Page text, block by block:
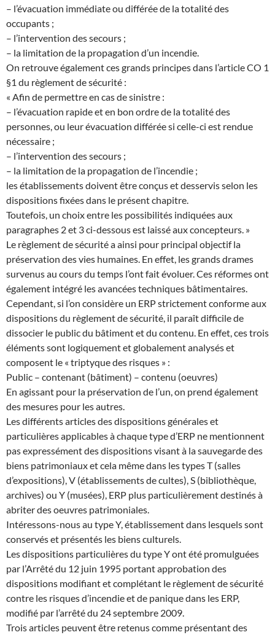
– l’évacuation immédiate ou différée de la totalité des
occupants ;
– l’intervention des secours ;
– la limitation de la propagation d’un incendie.
On retrouve également ces grands principes dans l’article CO 1
§1 du règlement de sécurité :
« Afin de permettre en cas de sinistre :
– l’évacuation rapide et en bon ordre de la totalité des
personnes, ou leur évacuation différée si celle-ci est rendue
nécessaire ;
– l’intervention des secours ;
– la limitation de la propagation de l’incendie ;
les établissements doivent être conçus et desservis selon les
dispositions fixées dans le présent chapitre.
Toutefois, un choix entre les possibilités indiquées aux
paragraphes 2 et 3 ci-dessous est laissé aux concepteurs. »
Le règlement de sécurité a ainsi pour principal objectif la
préservation des vies humaines. En effet, les grands drames
survenus au cours du temps l’ont fait évoluer. Ces réformes ont
également intégré les avancées techniques bâtimentaires.
Cependant, si l’on considère un ERP strictement conforme aux
dispositions du règlement de sécurité, il paraît difficile de
dissocier le public du bâtiment et du contenu. En effet, ces trois
éléments sont logiquement et globalement analysés et
composent le « triptyque des risques » :
Public – contenant (bâtiment) – contenu (oeuvres)
En agissant pour la préservation de l’un, on prend également
des mesures pour les autres.
Les différents articles des dispositions générales et
particulières applicables à chaque type d’ERP ne mentionnent
pas expressément des dispositions visant à la sauvegarde des
biens patrimoniaux et cela même dans les types T (salles
d’expositions), V (établissements de cultes), S (bibliothèque,
archives) ou Y (musées), ERP plus particulièrement destinés à
abriter des oeuvres patrimoniales.
Intéressons-nous au type Y, établissement dans lesquels sont
conservés et présentés les biens culturels.
Les dispositions particulières du type Y ont été promulguées
par l’Arrêté du 12 juin 1995 portant approbation des
dispositions modifiant et complétant le règlement de sécurité
contre les risques d’incendie et de panique dans les ERP,
modifié par l’arrêté du 24 septembre 2009.
Trois articles peuvent être retenus comme présentant des